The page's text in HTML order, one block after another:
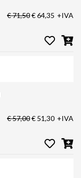
€ 71,50€ 64,35 +IVA
€ 57,00€ 51,30 +IVA